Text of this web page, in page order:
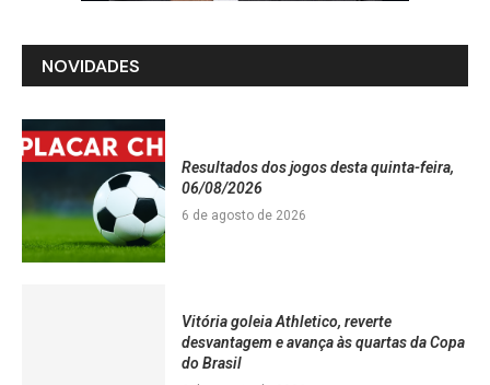
NOVIDADES
Resultados dos jogos desta quinta-feira,
06/08/2026
6 de agosto de 2026
Vitória goleia Athletico, reverte
desvantagem e avança às quartas da Copa
do Brasil